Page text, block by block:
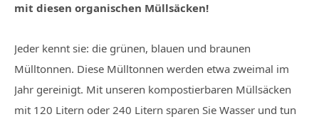
mit diesen organischen Müllsäcken!
Jeder kennt sie: die grünen, blauen und braunen
Mülltonnen. Diese Mülltonnen werden etwa zweimal im
Jahr gereinigt. Mit unseren kompostierbaren Müllsäcken
mit 120 Litern oder 240 Litern sparen Sie Wasser und tun